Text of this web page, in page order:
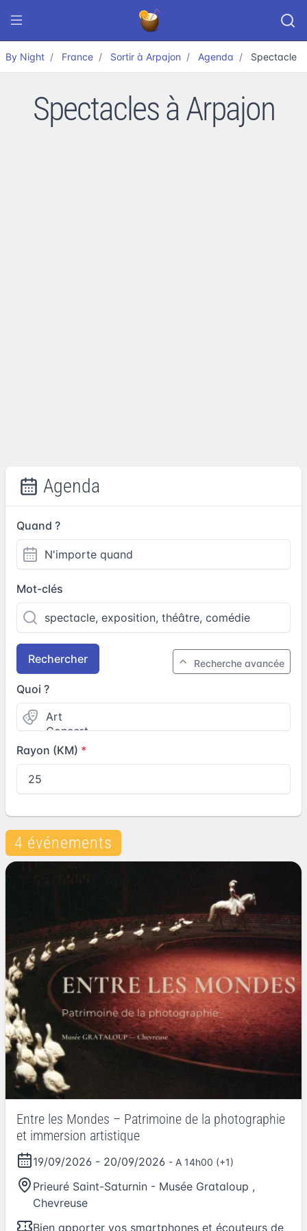
By Night France Sortir à Arpajon Agenda Spectacle
Spectacles à Arpajon
Agenda
Quand ?
Mot-clés
Rechercher Recherche avancée
Quoi ?
Rayon (KM)
4 événements
Entre les Mondes – Patrimoine de la photographie
et immersion artistique
19/09/2026 - 20/09/2026 - A 14h00 (+1)
Prieuré Saint-Saturnin - Musée Grataloup ,
Chevreuse
Bien apporter vos smartphones et écouteurs de